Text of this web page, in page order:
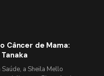
Câncer de Mama:
a Sheila Mello